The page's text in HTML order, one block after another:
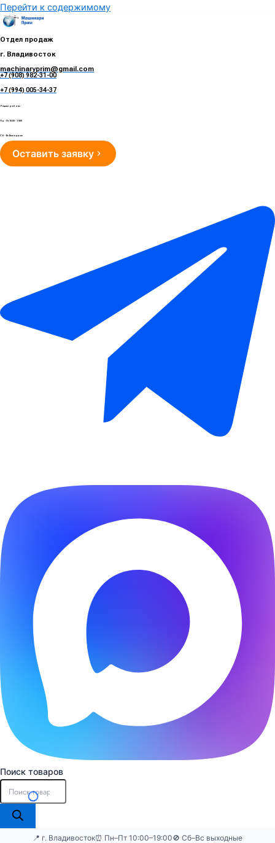
Перейти к содержимому
Отдел продаж
г. Владивосток
machinaryprim@gmail.com
+7 (908) 982-31-00
+7 (994) 005-34-37
Режим работы
Пн - Пт 10:00 - 19:00
Сб - Вс Выходные
Оставить заявку
Поиск товаров
📍 г. Владивосток⏰ Пн–Пт 10:00–19:00🚫 Сб–Вс выходные